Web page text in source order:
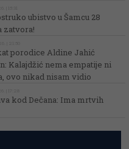
ubistvo u Šamcu 28
zatvora!
porodice Aldine Jahić
Kalajdžić nema empatije ni
ovo nikad nisam vidio
kod Dečana: Ima mrtvih